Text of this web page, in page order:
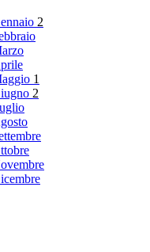
2
1
2